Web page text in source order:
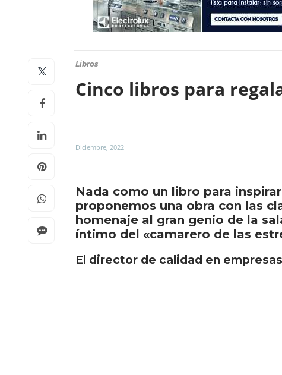
Libros
Cinco libros para
Diciembre, 2022
Nada como un libro para
proponemos una obra con las
homenaje al gran genio de la
íntimo del «camarero de las
El director de calidad en